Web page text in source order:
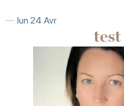
lun 24 Avr